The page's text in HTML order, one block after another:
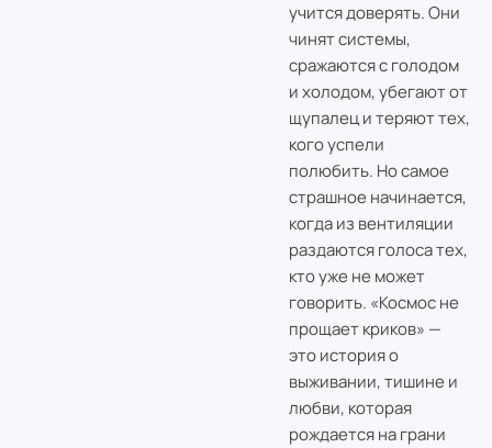
учится доверять. Они
чинят системы,
сражаются с голодом
и холодом, убегают от
щупалец и теряют тех,
кого успели
полюбить. Но самое
страшное начинается,
когда из вентиляции
раздаются голоса тех,
кто уже не может
говорить. «Космос не
прощает криков» —
это история о
выживании, тишине и
любви, которая
рождается на грани